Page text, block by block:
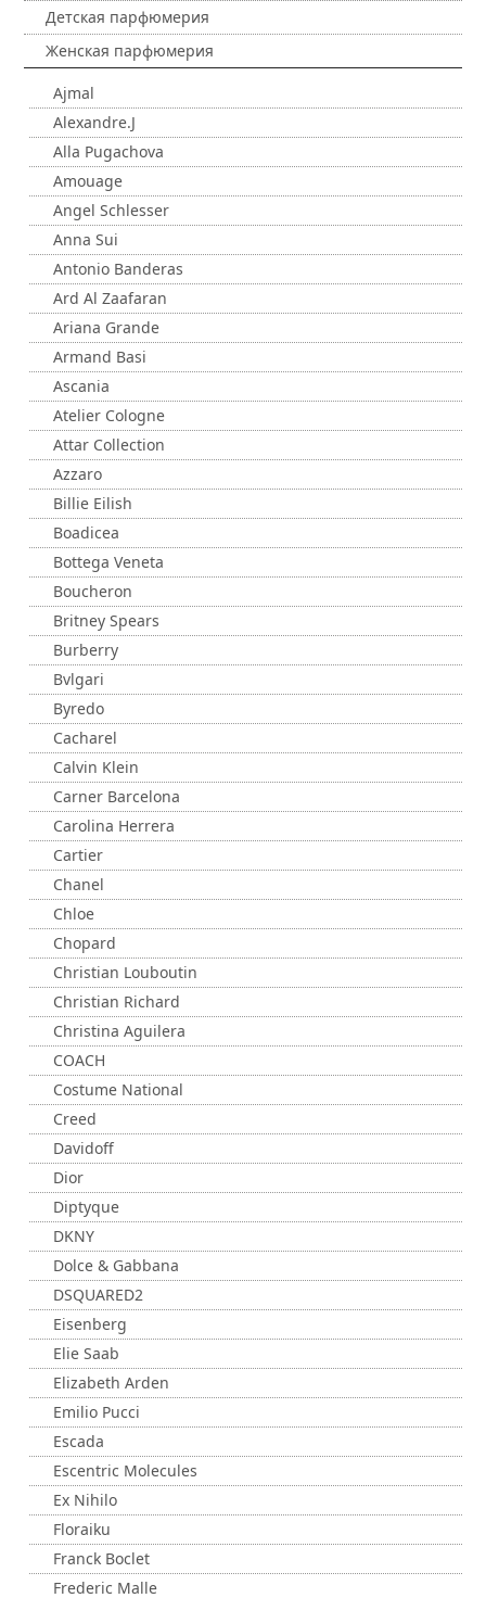
Детская парфюмерия
Женская парфюмерия
Ajmal
Alexandre.J
Alla Pugachova
Amouage
Angel Schlesser
Anna Sui
Antonio Banderas
Ard Al Zaafaran
Ariana Grande
Armand Basi
Ascania
Atelier Cologne
Attar Collection
Azzaro
Billie Eilish
Boadicea
Bottega Veneta
Boucheron
Britney Spears
Burberry
Bvlgari
Byredo
Cacharel
Calvin Klein
Carner Barcelona
Carolina Herrera
Cartier
Chanel
Chloe
Chopard
Christian Louboutin
Christian Richard
Christina Aguilera
COACH
Costume National
Creed
Davidoff
Dior
Diptyque
DKNY
Dolce & Gabbana
DSQUARED2
Eisenberg
Elie Saab
Elizabeth Arden
Emilio Pucci
Escada
Escentric Molecules
Ex Nihilo
Floraiku
Franck Boclet
Frederic Malle